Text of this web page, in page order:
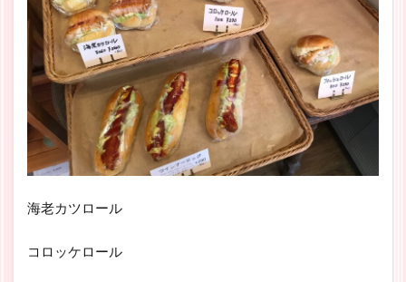
海老カツロール
コロッケロール